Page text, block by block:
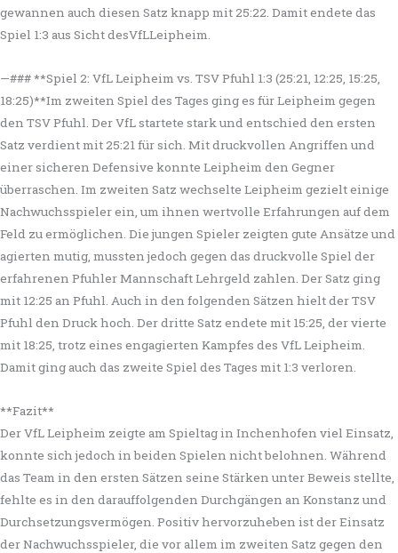
gewannen auch diesen Satz knapp mit 25:22. Damit endete das
Spiel 1:3 aus Sicht desVfLLeipheim.
—### **Spiel 2: VfL Leipheim vs. TSV Pfuhl 1:3 (25:21, 12:25, 15:25,
18:25)**Im zweiten Spiel des Tages ging es für Leipheim gegen
den TSV Pfuhl. Der VfL startete stark und entschied den ersten
Satz verdient mit 25:21 für sich. Mit druckvollen Angriffen und
einer sicheren Defensive konnte Leipheim den Gegner
überraschen. Im zweiten Satz wechselte Leipheim gezielt einige
Nachwuchsspieler ein, um ihnen wertvolle Erfahrungen auf dem
Feld zu ermöglichen. Die jungen Spieler zeigten gute Ansätze und
agierten mutig, mussten jedoch gegen das druckvolle Spiel der
erfahrenen Pfuhler Mannschaft Lehrgeld zahlen. Der Satz ging
mit 12:25 an Pfuhl. Auch in den folgenden Sätzen hielt der TSV
Pfuhl den Druck hoch. Der dritte Satz endete mit 15:25, der vierte
mit 18:25, trotz eines engagierten Kampfes des VfL Leipheim.
Damit ging auch das zweite Spiel des Tages mit 1:3 verloren.
**Fazit**
Der VfL Leipheim zeigte am Spieltag in Inchenhofen viel Einsatz,
konnte sich jedoch in beiden Spielen nicht belohnen. Während
das Team in den ersten Sätzen seine Stärken unter Beweis stellte,
fehlte es in den darauffolgenden Durchgängen an Konstanz und
Durchsetzungsvermögen. Positiv hervorzuheben ist der Einsatz
der Nachwuchsspieler, die vor allem im zweiten Satz gegen den